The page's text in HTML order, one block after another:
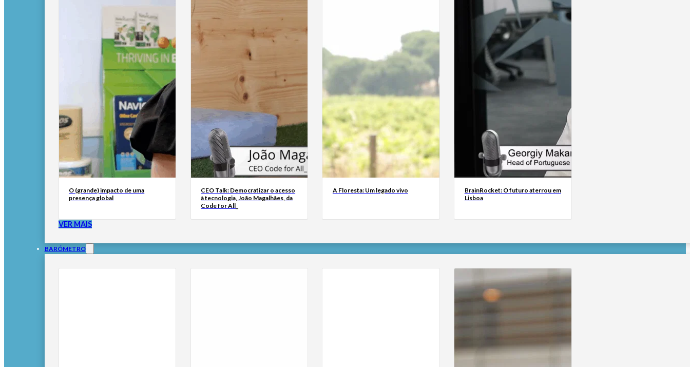
O (grande) impacto de uma
presença global
CEO Talk: Democratizar o acesso
à tecnologia, João Magalhães, da
Code for All_
A Floresta: Um legado vivo
BrainRocket: O futuro aterrou em
Lisboa
VER MAIS
BARÓMETRO